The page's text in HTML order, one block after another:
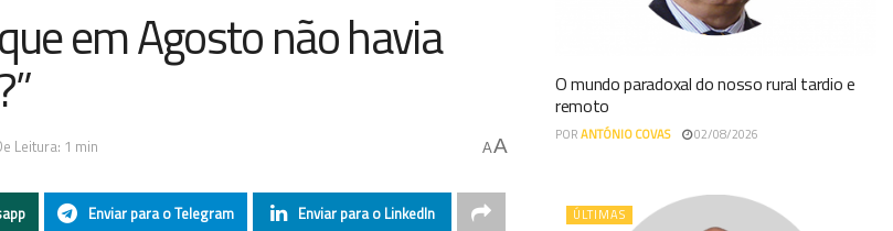
em Agosto não havia
Leitura: 1 min AA
Enviar para o Telegram Enviar para o LinkedIn
O mundo paradoxal do nosso rural tardio e
remoto
PORANTÓNIO COVAS 02/08/2026
ÚLTIMAS